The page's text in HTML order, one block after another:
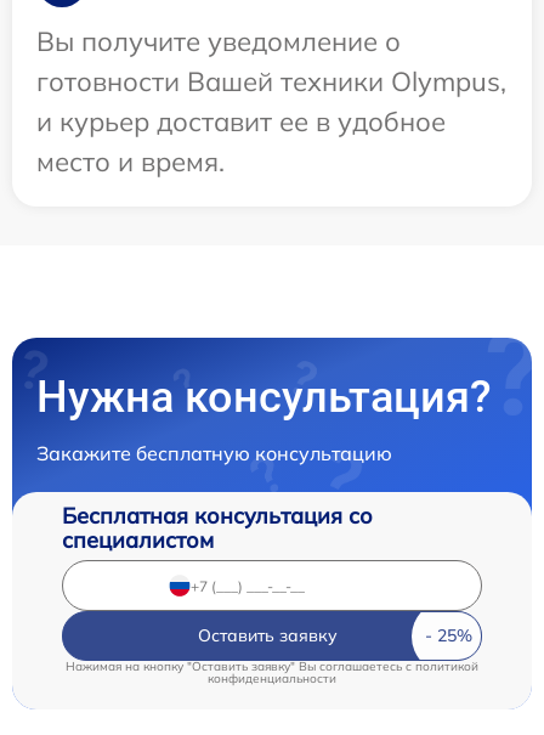
Вы получите уведомление о
готовности Вашей техники Olympus,
и курьер доставит ее в удобное
место и время.
Нужна консультация?
Закажите бесплатную консультацию
Бесплатная консультация со
специалистом
Оставить заявку
Нажимая на кнопку "Оставить заявку" Вы соглашаетесь c политикой
конфиденциальности